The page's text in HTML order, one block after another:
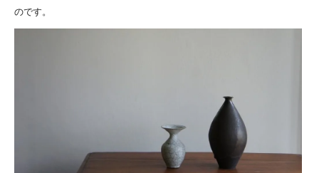
のです。